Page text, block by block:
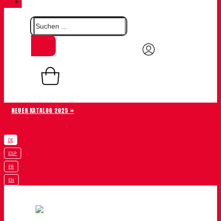
NEUER KATALOG 2025 »
DE
ESP
FR
EN